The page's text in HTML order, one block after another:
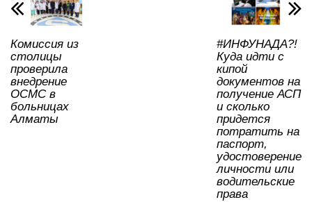
p
p
o
o
k
и
ть
Комиссия из
столицы
проверила
внедрение
ОСМС в
больницах
Алматы
#ИНФУНАДА?!
Куда идти с
кипой
документов на
получение АСП
и сколько
придется
потратить на
паспорт,
удостоверение
личности или
водительские
права